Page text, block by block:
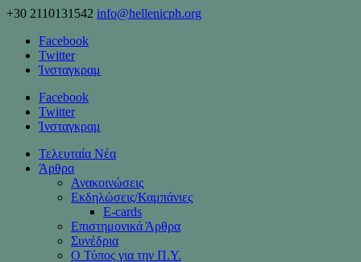
+30 2110131542 info@hellenicph.org
Facebook
Twitter
Ίνσταγκραμ
Facebook
Twitter
Ίνσταγκραμ
Τελευταία Νέα
Άρθρα
Ανακοινώσεις
Εκδηλώσεις/Καμπάνιες
Ε-cards
Επιστημονικά Άρθρα
Συνέδρια
Ο Τύπος για την Π.Υ.